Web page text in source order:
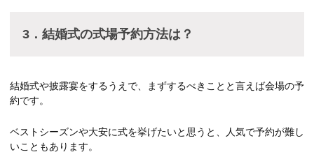
3 ． 結婚式の式場予約方法は？
結婚式や披露宴をするうえで、まずするべきことと言えば会場の予
約です。
ベストシーズンや大安に式を挙げたいと思うと、人気で予約が難し
いこともあります。